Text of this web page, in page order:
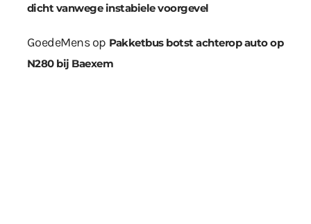
dicht vanwege instabiele voorgevel
GoedeMensop Pakketbus botst achterop auto op
N280 bij Baexem